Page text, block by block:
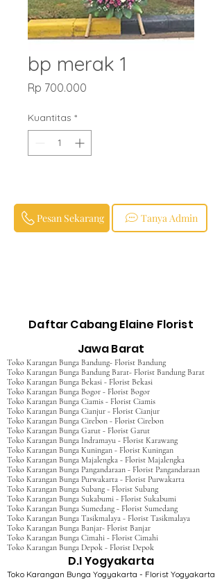
bp merak 1
Rp 700.000
Kuantitas *
Tanya Admin
Pesan Sekarang
Daftar Cabang Elaine Florist
Jawa Barat
Toko Karangan Bunga Bandung- Florist Bandung
Toko Karangan Bunga Bandung Barat- Florist Bandung Barat
Toko Karangan Bunga Bekasi - Florist Bekasi
Toko Karangan Bunga Bogor - Florist Bogor
Toko Karangan Bunga Ciamis - Florist Ciamis
Toko Karangan Bunga Cianjur - Florist Cianjur
Toko Karangan Bunga Cirebon - Florist Cirebon
Toko Karangan Bunga Garut - Florist Garut
Toko Karangan Bunga Indramayu - Florist Karawang
Toko Karangan Bunga Kuningan - Florist Kuningan
Toko Karangan Bunga Majalengka - Florist Majalengka
Toko Karangan Bunga Pangandaraan - Florist Pangandaraan
Toko Karangan Bunga Purwakarta - Florist Purwakarta
Toko Karangan Bunga Subang - Florist Subang
Toko Karangan Bunga Sukabumi - Florist Sukabumi
Toko Karangan Bunga Sumedang - Florist Sumedang
Toko Karangan Bunga Tasikmalaya - Florist Tasikmalaya
Toko Karangan Bunga Banjar- Florist Banjar
Toko Karangan Bunga Cimahi - Florist Cimahi
Toko Karangan Bunga Depok - Florist Depok
D.I Yogyakarta
Toko Karangan Bunga Yogyakarta - Florist Yogyakarta